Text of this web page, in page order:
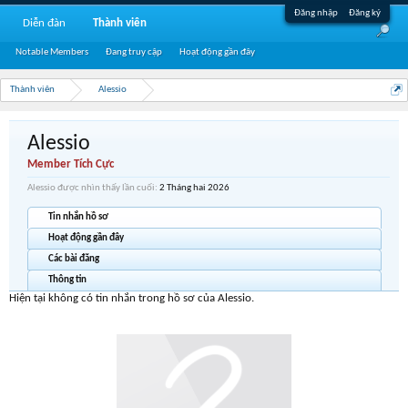
Đăng nhập Đăng ký
Thành viên Alessio
Alessio
Member Tích Cực
Alessio được nhìn thấy lần cuối: 2 Tháng hai 2026
Tin nhắn hồ sơ
Hoạt động gần đây
Các bài đăng
Thông tin
Hiện tại không có tin nhắn trong hồ sơ của Alessio.
Diễn đàn Thành viên
Notable Members Đang truy cập Hoạt động gần đây